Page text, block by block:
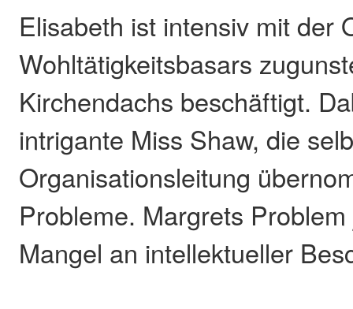
Elisabeth ist intensiv mit der
Wohltätigkeitsbasars
Kirchendachs beschäftigt.
intrigante Miss Shaw, die
Organisationsleitung
Probleme. Margrets
Mangel an intellektueller